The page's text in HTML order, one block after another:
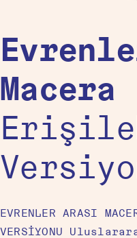
Macera
EVRENLER ARASI
VERSİYONU